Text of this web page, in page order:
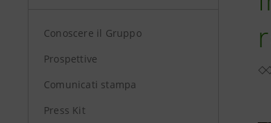
Conoscere il Gruppo
Prospettive
Comunicati stampa
Press Kit